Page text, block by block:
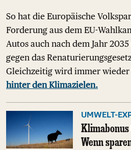
So hat die Europäische
Forderung aus dem EU-
Autos auch nach dem Jahr
gegen das
Gleichzeitig wird immer
hinter den Klimazielen.
UMWELT-
Wenn